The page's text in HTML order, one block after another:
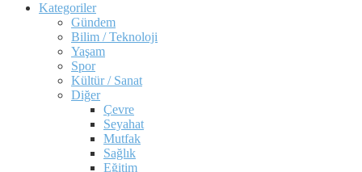
Kategoriler
Gündem
Bilim / Teknoloji
Yaşam
Spor
Kültür / Sanat
Diğer
Çevre
Seyahat
Mutfak
Sağlık
Eğitim